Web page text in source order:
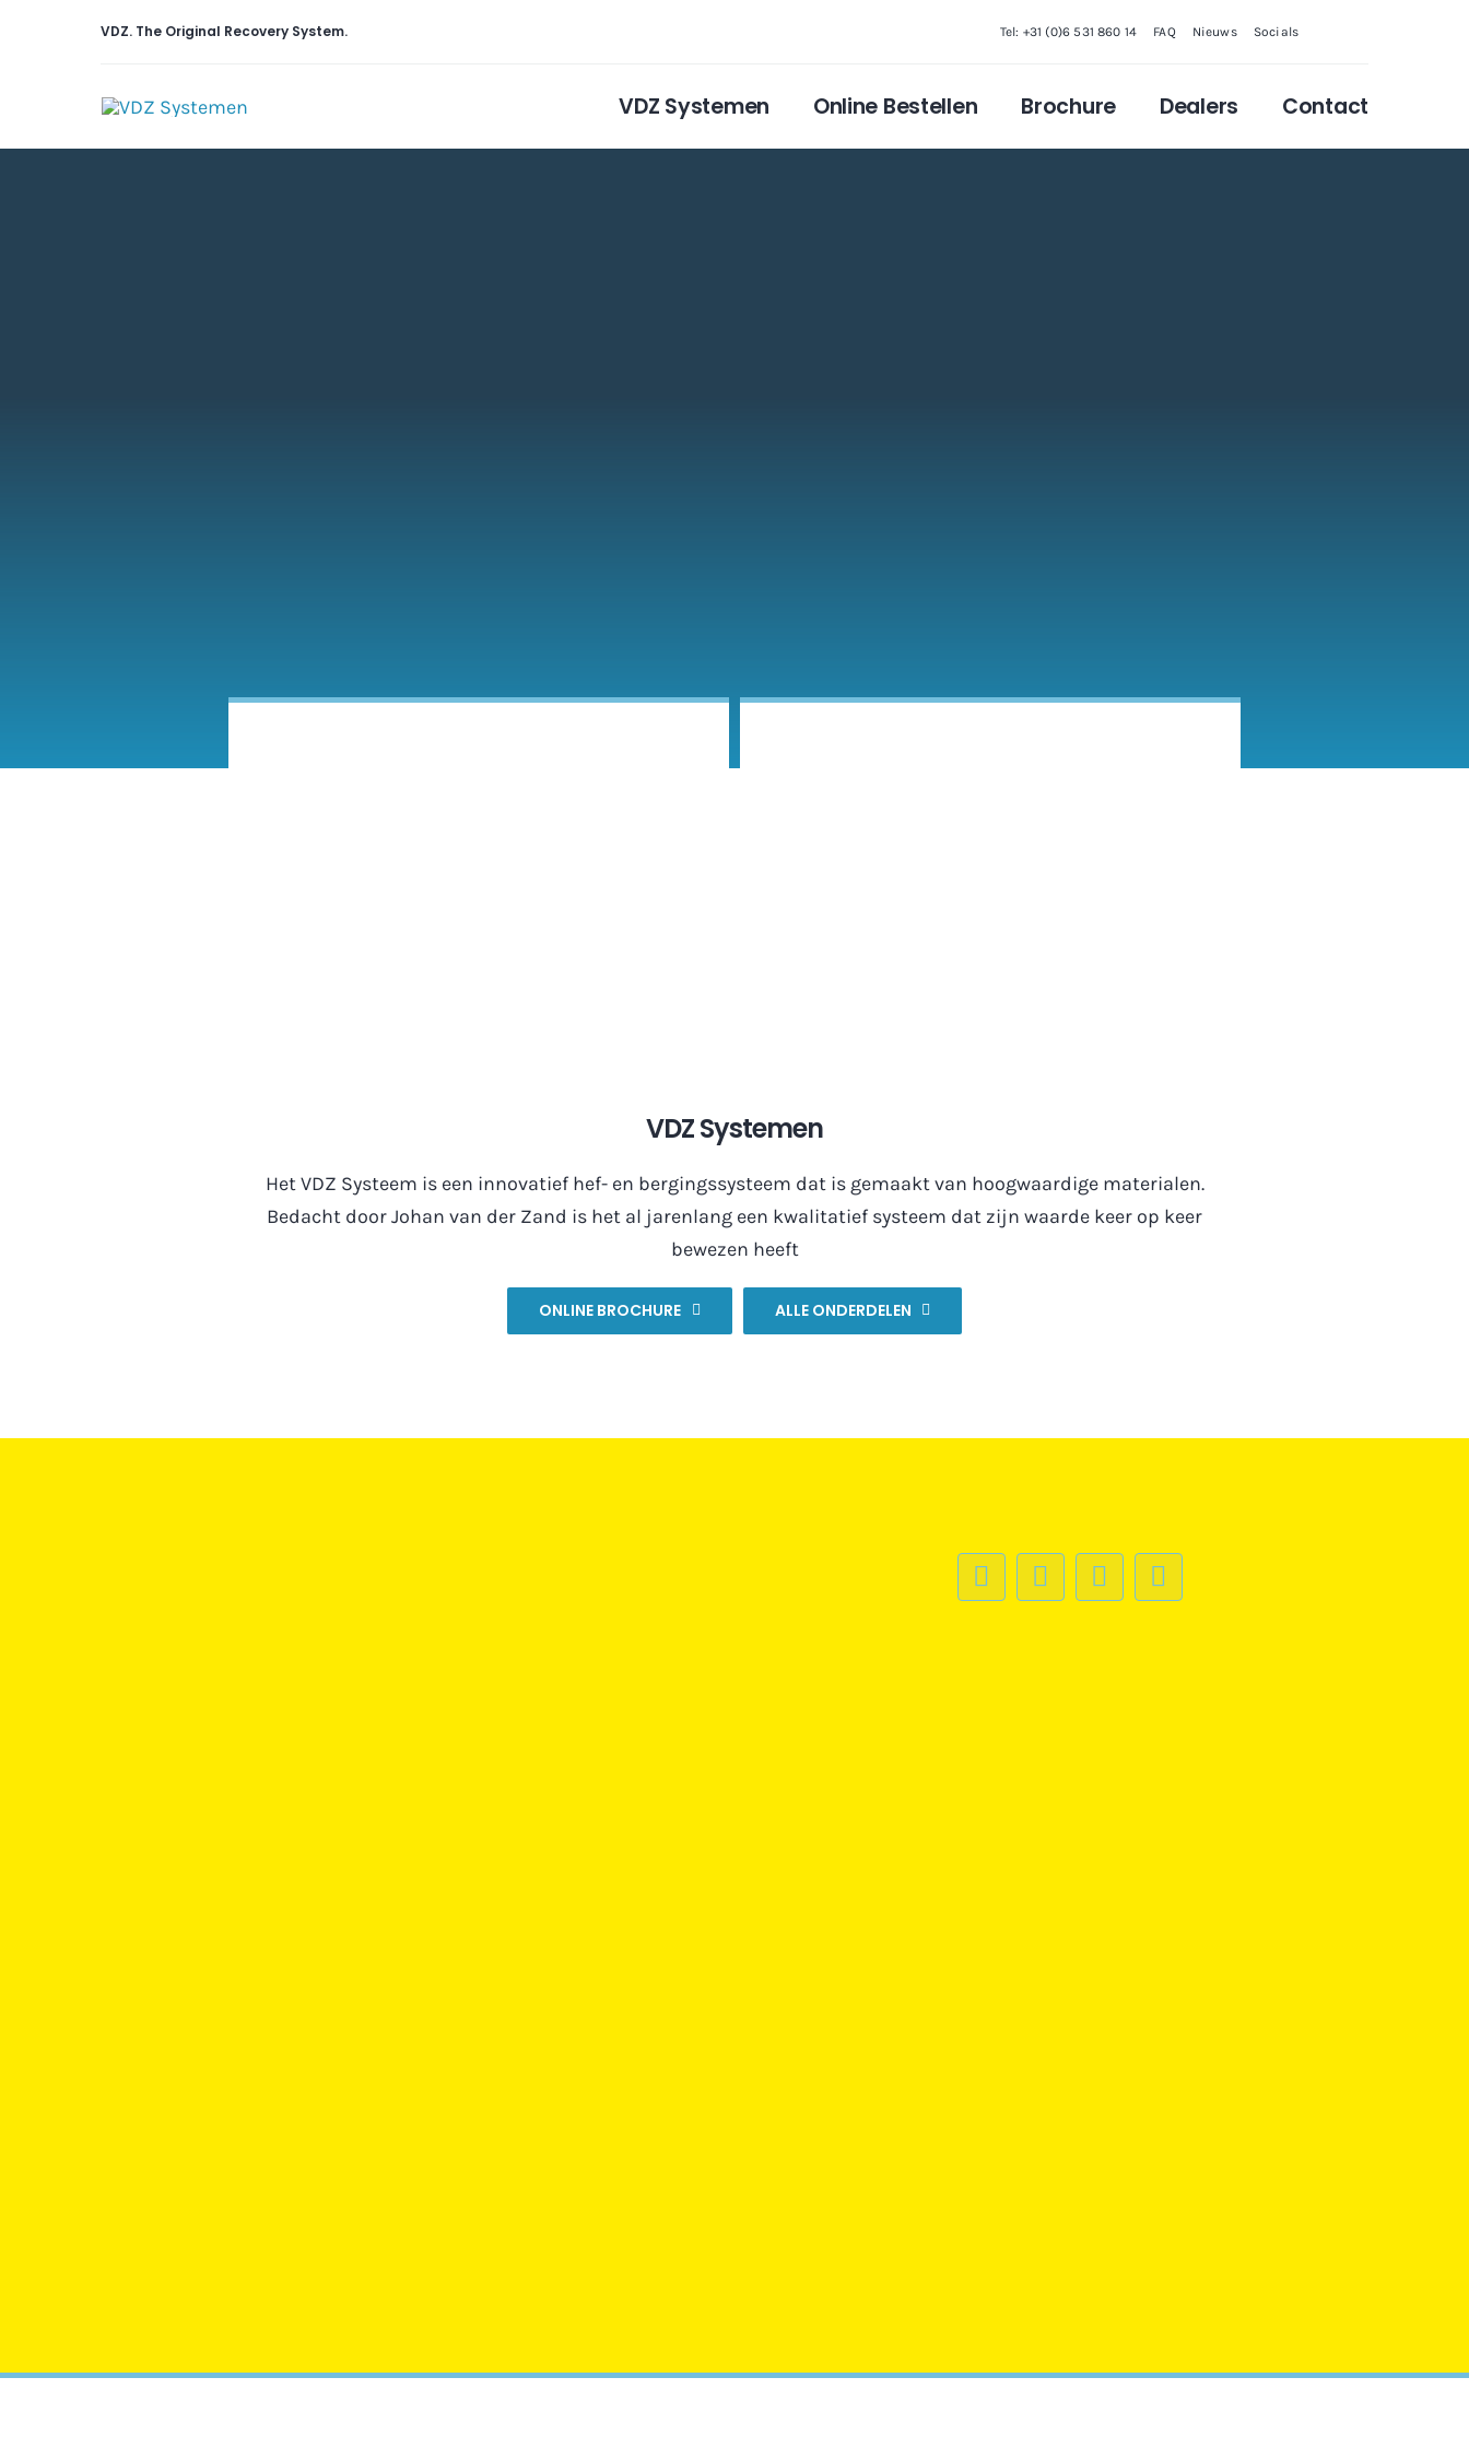
VDZ. The Original Recovery System. Tel: +31 (0)6 531 860 14 FAQ Nieuws Socials
VDZ Systemen Online Bestellen Brochure Dealers Contact
VDZ Systemen
Het VDZ Systeem is een innovatief hef- en bergingssysteem dat is gemaakt van hoogwaardige materialen.
Bedacht door Johan van der Zand is het al jarenlang een kwalitatief systeem dat zijn waarde keer op keer
bewezen heeft
ONLINE BROCHURE ALLE ONDERDELEN